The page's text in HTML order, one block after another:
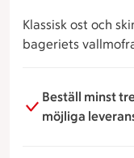
Klassisk ost och
bageriets
Beställ minst
möjliga